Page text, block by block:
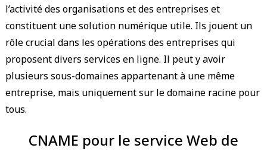
l’activité des organisations et des entreprises et
constituent une solution numérique utile. Ils jouent un
rôle crucial dans les opérations des entreprises qui
proposent divers services en ligne. Il peut y avoir
plusieurs sous-domaines appartenant à une même
entreprise, mais uniquement sur le domaine racine pour
tous.
CNAME pour le service Web de